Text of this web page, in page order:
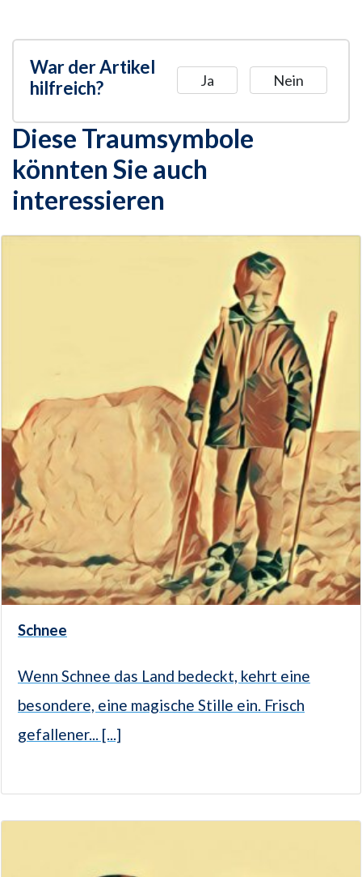
War der Artikel
hilfreich?
Ja Nein
Diese Traumsymbole
könnten Sie auch
interessieren
Schnee
Wenn Schnee das Land bedeckt, kehrt eine
besondere, eine magische Stille ein. Frisch
gefallener... [...]